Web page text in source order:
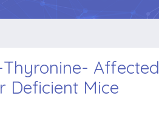
Affected
Deficient Mice